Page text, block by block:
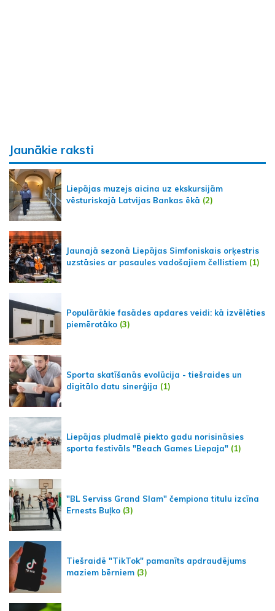
Jaunākie raksti
Liepājas muzejs aicina uz ekskursijām
vēsturiskajā Latvijas Bankas ēkā (2)
Jaunajā sezonā Liepājas Simfoniskais orķestris
uzstāsies ar pasaules vadošajiem čellistiem (1)
Populārākie fasādes apdares veidi: kā izvēlēties
piemērotāko (3)
Sporta skatīšanās evolūcija - tiešraides un
digitālo datu sinerģija (1)
Liepājas pludmalē piekto gadu norisināsies
sporta festivāls "Beach Games Liepaja" (1)
"BL Serviss Grand Slam" čempiona titulu izcīna
Ernests Buļko (3)
Tiešraidē "TikTok" pamanīts apdraudējums
maziem bērniem (3)